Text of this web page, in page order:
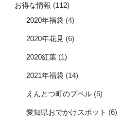
お得な情報 (112)
2020年福袋 (4)
2020年花見 (6)
2020紅葉 (1)
2021年福袋 (14)
えんとつ町のプペル (5)
愛知県おでかけスポット (6)